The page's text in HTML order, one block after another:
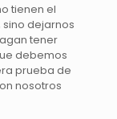
tienen el
dejarnos
tener
debemos
prueba de
nosotros